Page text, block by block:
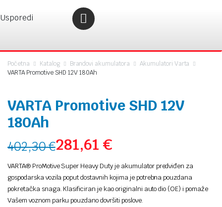
Početna Katalog Brandovi akumulatora
Akumulatori Varta
VARTA Promotive SHD 12V 180Ah
VARTA Promotive SHD 12V
180Ah
402,30€281,61€
VARTA® ProMotive Super Heavy Duty je akumulator predviđen za
gospodarska vozila poput dostavnih kojima je potrebna pouzdana
pokretačka snaga. Klasificiran je kao originalni auto dio (OE) i pomaže
Vašem voznom parku pouzdano dovršiti poslove.
Usporedi